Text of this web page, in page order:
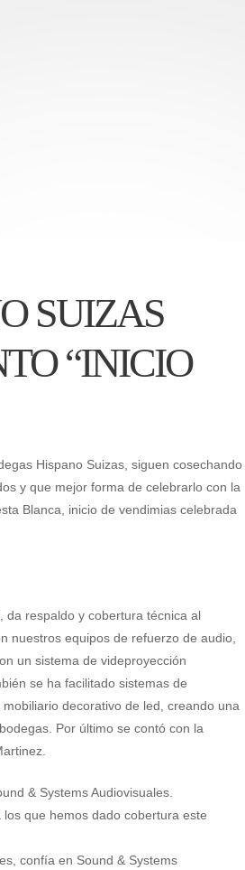
SUIZAS
“INICIO
Hispano Suizas, siguen cosechando
y que mejor forma de celebrarlo con la
Blanca, inicio de vendimias celebrada
da respaldo y cobertura técnica al
nuestros equipos de refuerzo de audio,
un sistema de videproyección
se ha facilitado sistemas de
decorativo de led, creando una
Por último se contó con la
& Systems Audiovisuales.
que hemos dado cobertura este
confía en Sound & Systems